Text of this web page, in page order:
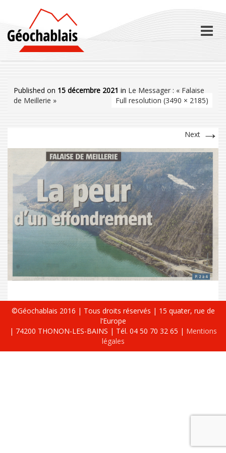
content
Published on 15 décembre 2021 in Le Messager : « Falaise
de Meillerie »
Full resolution (3490 × 2185)
Next →
©Géochablais 2016 | Tous droits réservés | 15 quater, rue de
l’Europe
| 74200 THONON-LES-BAINS | Tél. 04 50 70 32 65 | Mentions
légales